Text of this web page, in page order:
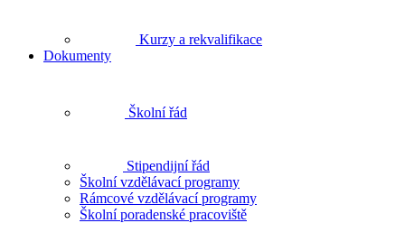
Kurzy a rekvalifikace
Dokumenty
Školní řád
Stipendijní řád
Školní vzdělávací programy
Rámcové vzdělávací programy
Školní poradenské pracoviště